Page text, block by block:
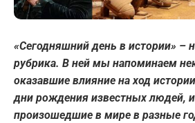
«Сегодняшний день в истории» –
рубрика. В ней мы напоминаем
оказавшие влияние на ход
дни рождения известных людей,
произошедшие в мире в разные